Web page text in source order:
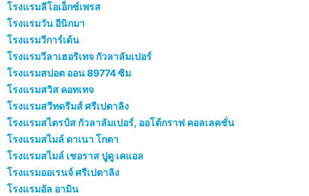
โรงแรมลีโอเอ็กซ์เพรส
โรงแรมวัน อีนิกมา
โรงแรมวีการ์เด้น
โรงแรมวีลาเฮอริเทจ กัวลาลัมเปอร์
โรงแรมสปอต ออน 89774 ซิม
โรงแรมสวิส คอทเทจ
โรงแรมสวีทดรีมส์ ศรีเปตาลิง
โรงแรมสไตรป์ส กัวลาลัมเปอร์, ออโต้กราฟ คอลเลคชั่น
โรงแรมสไมล์ ดาเนา โกตา
โรงแรมสไมล์ เชอราส ปูดู เคแอล
โรงแรมออเรนจ์ ศรีเปตาลิง
โรงแรมอัล อามิน